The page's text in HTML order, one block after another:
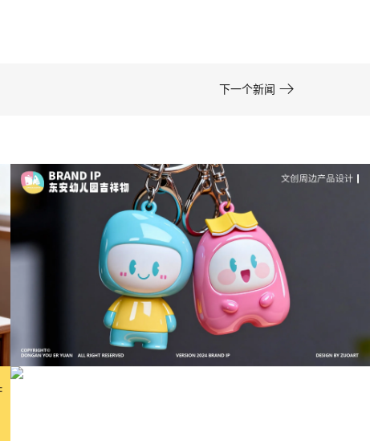
下一个新闻 
成功案例：品牌IP设计的视觉体系 | IP设计公司-佐
案设计